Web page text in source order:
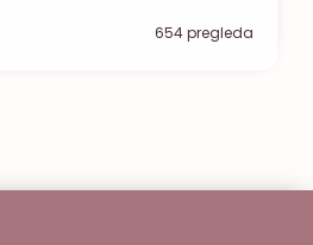
i renome zadarskog
50 godina, te više od
654 pregleda